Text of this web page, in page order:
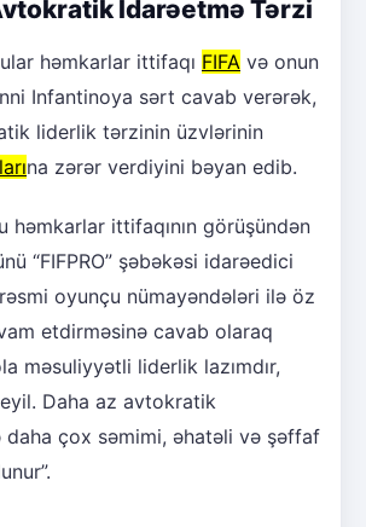
İdarəetmə Tərzi
həmkarlar ittifaqı FIFA və onun
Infantinoya sərt cavab verərək,
liderlik tərzinin üzvlərinin
na zərər verdiyini bəyan edib.
həmkarlar ittifaqının görüşündən
“FIFPRO” şəbəkəsi idarəedici
oyunçu nümayəndələri ilə öz
etdirməsinə cavab olaraq
məsuliyyətli liderlik lazımdır,
Daha az avtokratik
daha çox səmimi, əhatəli və şəffaf